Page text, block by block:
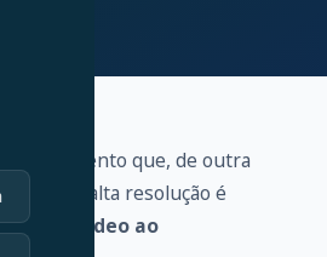
que, de outra
de alta resolução é
de vídeo ao